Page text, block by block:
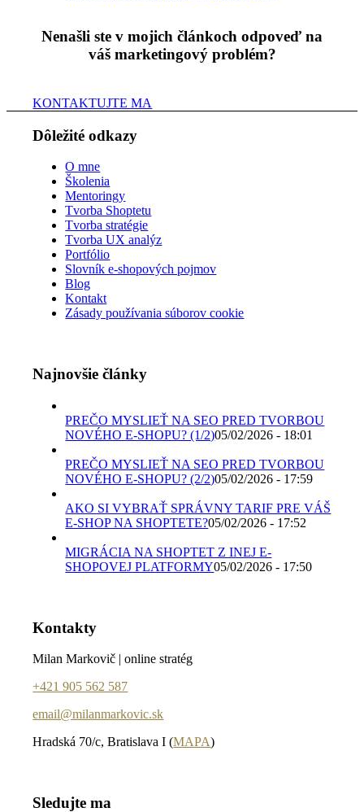
Nenašli ste v mojich článkoch odpoveď na
váš marketingový problém?
KONTAKTUJTE MA
Dôležité odkazy
O mne
Školenia
Mentoringy
Tvorba Shoptetu
Tvorba stratégie
Tvorba UX analýz
Portfólio
Slovník e-shopových pojmov
Blog
Kontakt
Zásady používania súborov cookie
Najnovšie články
PREČO MYSLIEŤ NA SEO PRED TVORBOU
NOVÉHO E-SHOPU? (1/2)05/02/2026 - 18:01
PREČO MYSLIEŤ NA SEO PRED TVORBOU
NOVÉHO E-SHOPU? (2/2)05/02/2026 - 17:59
AKO SI VYBRAŤ SPRÁVNY TARIF PRE VÁŠ
E-SHOP NA SHOPTETE?05/02/2026 - 17:52
MIGRÁCIA NA SHOPTET Z INEJ E-
SHOPOVEJ PLATFORMY05/02/2026 - 17:50
Kontakty
Milan Markovič | online stratég
+421 905 562 587
email@milanmarkovic.sk
Hradská 70/c, Bratislava I (MAPA)
Sledujte ma